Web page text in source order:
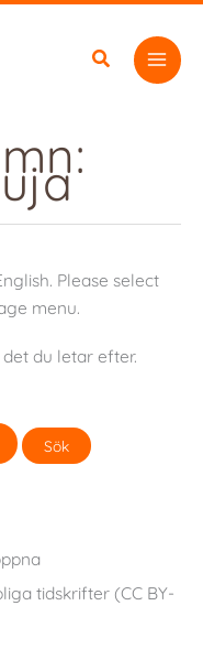
Please select
menu.
du letar efter.
tidskrifter (CC BY-